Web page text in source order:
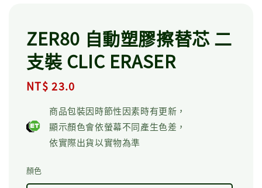
ZER80 自動塑膠擦替芯 二
支裝 CLIC ERASER
Regular
NT$ 23.0
商品包裝因時節性因素時有更新，
顯示顏色會依螢幕不同產生色差，
依實際出貨以實物為準
顏色